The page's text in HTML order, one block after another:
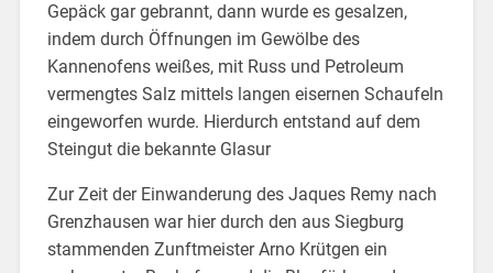
Gepäck gar gebrannt, dann wurde es gesalzen,
indem durch Öffnungen im Gewölbe des
Kannenofens weißes, mit Russ und Petroleum
vermengtes Salz mittels langen eisernen Schaufeln
eingeworfen wurde. Hierdurch entstand auf dem
Steingut die bekannte Glasur
Zur Zeit der Einwanderung des Jaques Remy nach
Grenzhausen war hier durch den aus Siegburg
stammenden Zunftmeister Arno Krütgen ein